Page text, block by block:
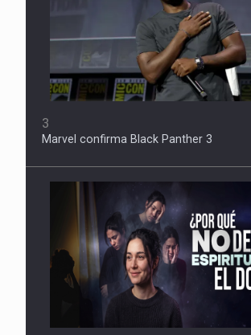
3
Marvel confirma Black Panther 3